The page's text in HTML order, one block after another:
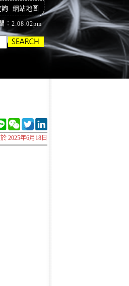
詢 網站地圖
：2:08:03pm
2025年6月18日